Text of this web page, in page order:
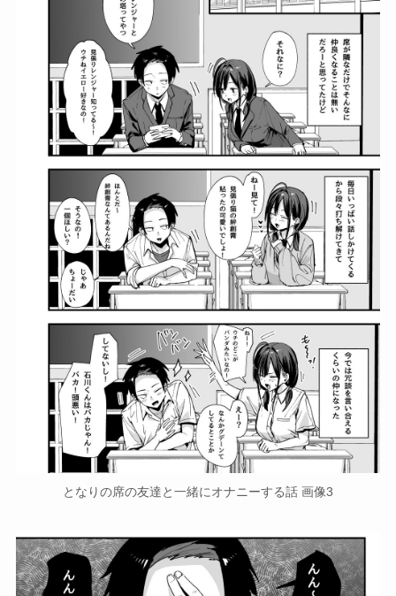
となりの席の友達と一緒にオナニーする話 画像3